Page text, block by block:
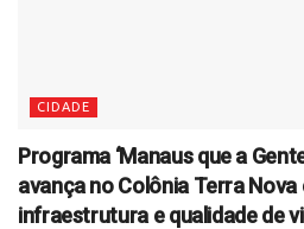
CIDADE
Programa ‘Manaus que a
avança no Colônia Terra Nova
infraestrutura e qualidade de